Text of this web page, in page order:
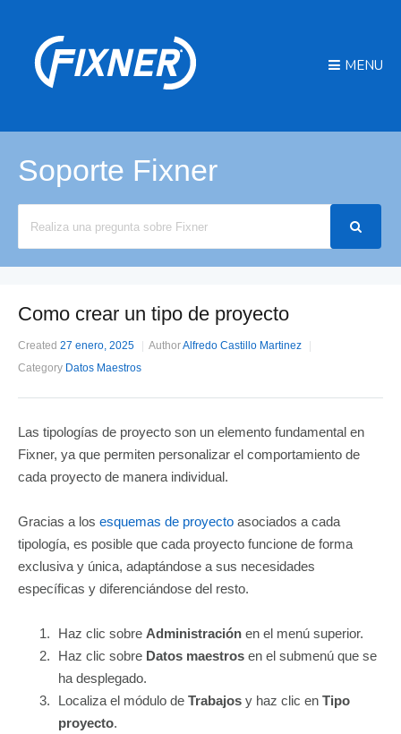
MENU
Soporte Fixner
Como crear un tipo de proyecto
Created 27 enero, 2025 AuthorAlfredo Castillo Martinez
Category Datos Maestros
Las tipologías de proyecto son un elemento fundamental en
Fixner, ya que permiten personalizar el comportamiento de
cada proyecto de manera individual.
Gracias a los esquemas de proyecto asociados a cada
tipología, es posible que cada proyecto funcione de forma
exclusiva y única, adaptándose a sus necesidades
específicas y diferenciándose del resto.
Haz clic sobre Administración en el menú superior.
Haz clic sobre Datos maestros en el submenú que se
ha desplegado.
Localiza el módulo de Trabajos y haz clic en Tipo
proyecto.